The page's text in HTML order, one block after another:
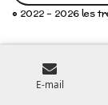
© 2022 - 2026 les
E-mail